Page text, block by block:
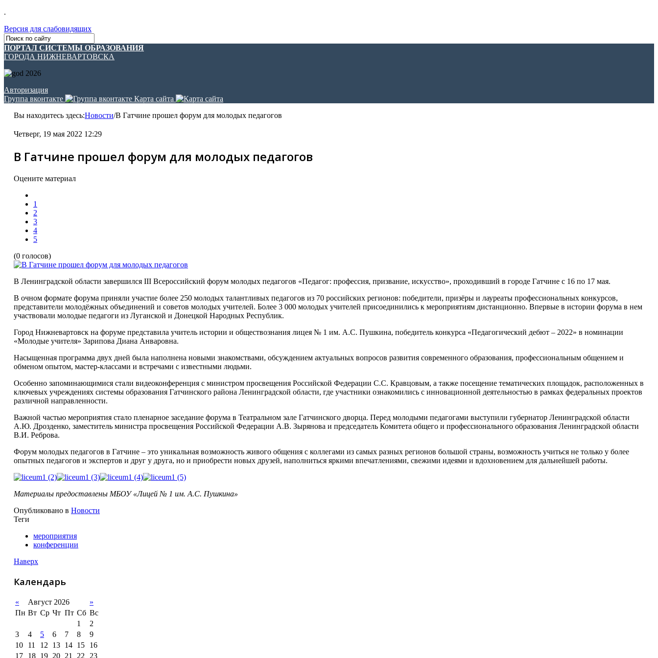
.
Версия для слабовидящих
ПОРТАЛ СИСТЕМЫ ОБРАЗОВАНИЯ
ГОРОДА НИЖНЕВАРТОВСКА
Авторизация
Группа вконтакте
Карта сайта
Вы находитесь здесь:Новости/В Гатчине прошел форум для молодых педагогов
Четверг, 19 мая 2022 12:29
В Гатчине прошел форум для молодых педагогов
Оцените материал
1
2
3
4
5
(0 голосов)
В Ленинградской области завершился III Всероссийский форум молодых педагогов «Педагог: профессия, призвание, искусство», проходивший в городе Гатчине с 16 по 17 мая.
В очном формате форума приняли участие более 250 молодых талантливых педагогов из 70 российских регионов: победители, призёры и лауреаты профессиональных конкурсов,
представители молодёжных объединений и советов молодых учителей. Более 3 000 молодых учителей присоединились к мероприятиям дистанционно. Впервые в истории форума в нем
участвовали молодые педагоги из Луганской и Донецкой Народных Республик.
Город Нижневартовск на форуме представила учитель истории и обществознания лицея № 1 им. А.С. Пушкина, победитель конкурса «Педагогический дебют – 2022» в номинации
«Молодые учителя» Зарипова Диана Анваровна.
Насыщенная программа двух дней была наполнена новыми знакомствами, обсуждением актуальных вопросов развития современного образования, профессиональным общением и
обменом опытом, мастер-классами и встречами с известными людьми.
Особенно запоминающимися стали видеоконференция с министром просвещения Российской Федерации С.С. Кравцовым, а также посещение тематических площадок, расположенных в
ключевых учреждениях системы образования Гатчинского района Ленинградской области, где участники ознакомились с инновационной деятельностью в рамках федеральных проектов
различной направленности.
Важной частью мероприятия стало пленарное заседание форума в Театральном зале Гатчинского дворца. Перед молодыми педагогами выступили губернатор Ленинградской области
А.Ю. Дрозденко, заместитель министра просвещения Российской Федерации А.В. Зырянова и председатель Комитета общего и профессионального образования Ленинградской области
В.И. Реброва.
Форум молодых педагогов в Гатчине – это уникальная возможность живого общения с коллегами из самых разных регионов большой страны, возможность учиться не только у более
опытных педагогов и экспертов и друг у друга, но и приобрести новых друзей, наполниться яркими впечатлениями, свежими идеями и вдохновением для дальнейшей работы.
Материалы предоставлены МБОУ «Лицей № 1 им. А.С. Пушкина»
Опубликовано в Новости
Теги
мероприятия
конференции
Наверх
Календарь
« Август 2026
»
Пн Вт Ср Чт Пт Сб Вс
1
2
3
4 5 6 7 8
9
10
11 12 13 14 15
16
17
18 19 20 21 22
23